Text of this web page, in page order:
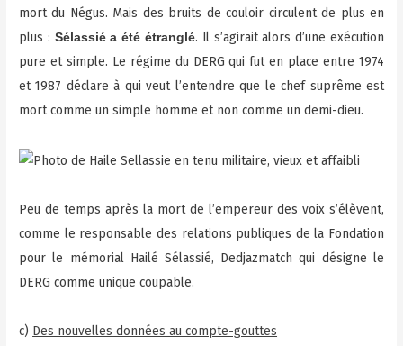
mort du Négus. Mais des bruits de couloir circulent de plus en
plus : Sélassié a été étranglé. Il s’agirait alors d’une exécution
pure et simple. Le régime du DERG qui fut en place entre 1974
et 1987 déclare à qui veut l’entendre que le chef suprême est
mort comme un simple homme et non comme un demi-dieu.
Peu de temps après la mort de l’empereur des voix s’élèvent,
comme le responsable des relations publiques de la Fondation
pour le mémorial Hailé Sélassié, Dedjazmatch qui désigne le
DERG comme unique coupable.
c) Des nouvelles données au compte-gouttes